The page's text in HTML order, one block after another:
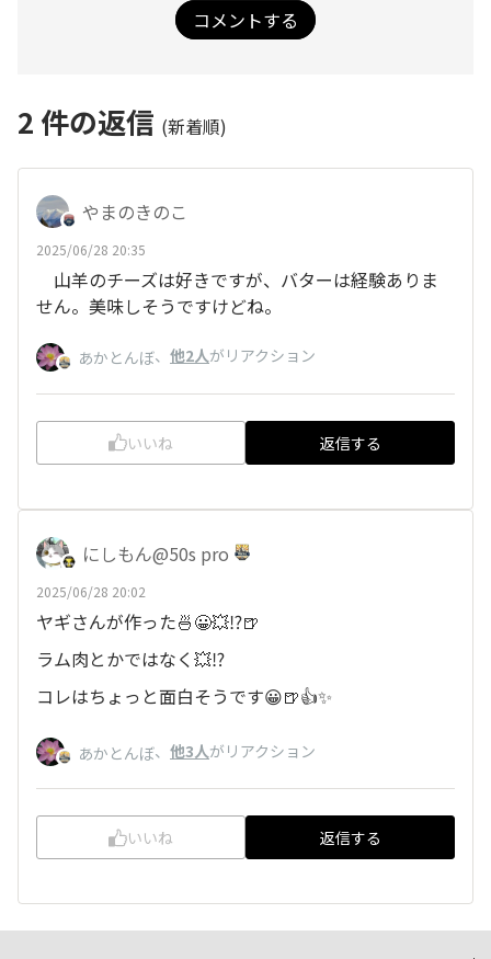
コメントする
2 件の返信 (新着順)
やまのきのこ
2025/06/28 20:35
山羊のチーズは好きですが、バターは経験ありま
せん。美味しそうですけどね。
あかとんぼ、 他2人がリアクション
いいね 返信する
にしもん@50s pro
2025/06/28 20:02
ヤギさんが作った🍜😀💥⁉️🍺
ラム肉とかではなく💥⁉️
コレはちょっと面白そうです😀🍺👍✨
あかとんぼ、 他3人がリアクション
いいね 返信する